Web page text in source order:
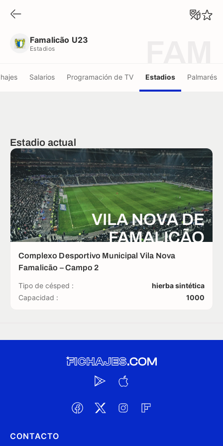
Famalicão U23
Estadios
Salarios Programación de TV Estadios Palmarés
Estadio actual
VILA NOVA DE
FAMALICÃO
Complexo Desportivo Municipal Vila Nova
Famalicão – Campo 2
Tipo de césped :
hierba sintética
Capacidad :
1000
CONTACTO